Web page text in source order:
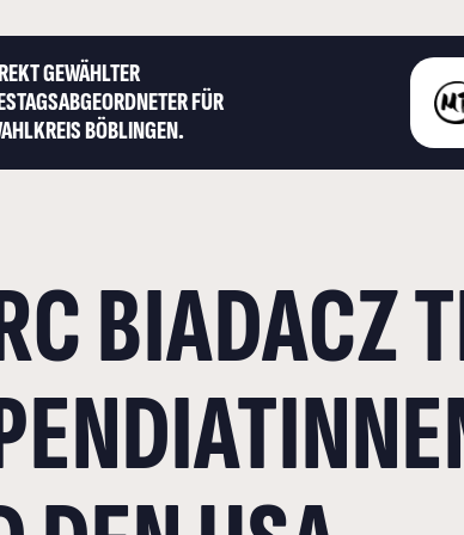
GEWÄHLTER
FÜR
BÖBLINGEN.
BIADACZ